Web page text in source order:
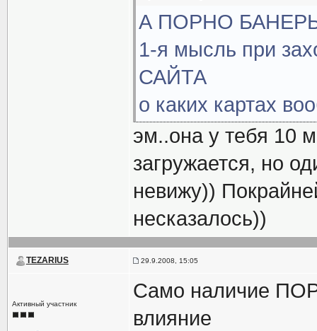
А ПОРНО БАНЕРЫ
1-я мысль при
САЙТА
о каких картах
эм..она у тебя 10
загружается, но
невижу))
несказалось))
TEZARIUS 29.9.2008, 15:05
Активный участник
Само наличие
влияние